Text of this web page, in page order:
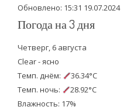
Обновлено: 15:31 19.07.2024
Погода на 3 дня
Четверг, 6 августа
Clear - ясно
Темп. днём:
36.34°C
Темп. ночь:
28.92°C
Влажность: 17%